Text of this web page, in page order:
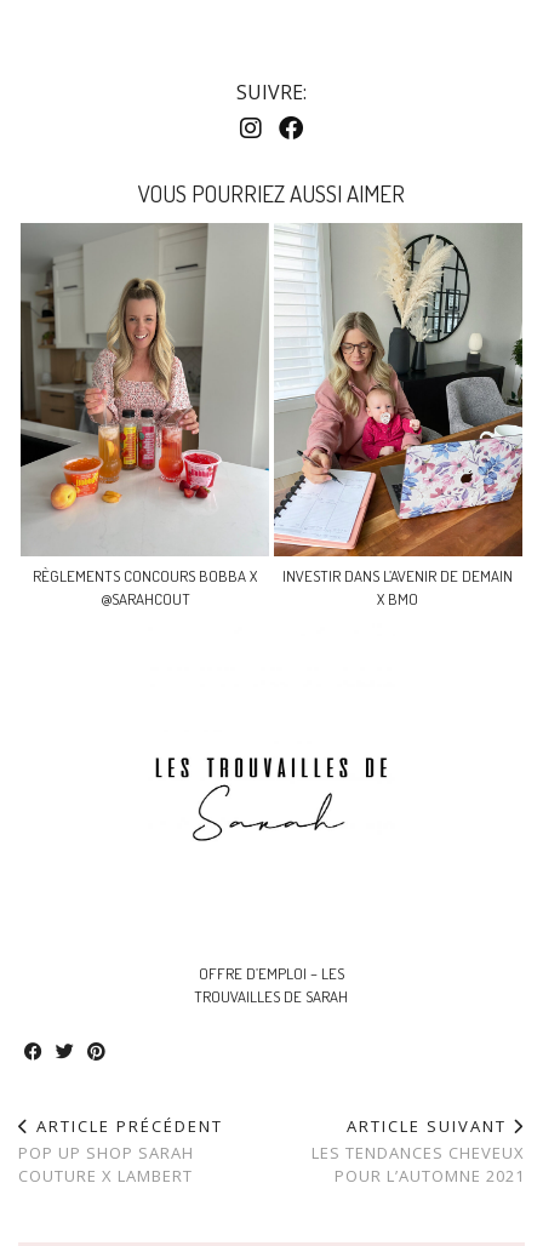
SUIVRE:
VOUS POURRIEZ AUSSI AIMER
RÈGLEMENTS CONCOURS BOBBA X
@SARAHCOUT
INVESTIR DANS L’AVENIR DE DEMAIN
X BMO
OFFRE D’EMPLOI – LES
TROUVAILLES DE SARAH
ARTICLE PRÉCÉDENT
POP UP SHOP SARAH
COUTURE X LAMBERT
ARTICLE SUIVANT
LES TENDANCES CHEVEUX
POUR L’AUTOMNE 2021